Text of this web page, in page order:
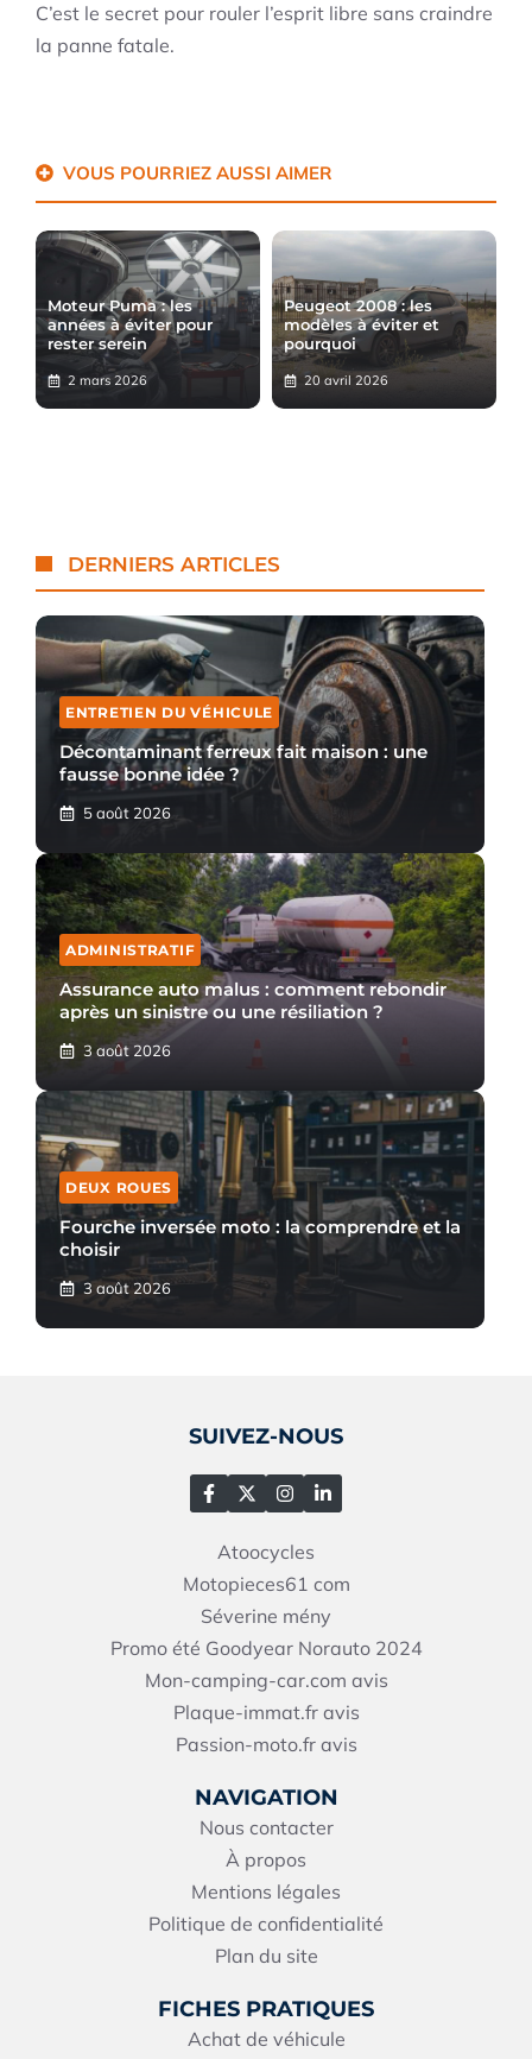
C’est le secret pour rouler l’esprit libre sans craindre
la panne fatale.
VOUS POURRIEZ AUSSI AIMER
Moteur Puma : les
années à éviter pour
rester serein
2 mars 2026
Peugeot 2008 : les
modèles à éviter et
pourquoi
20 avril 2026
DERNIERS ARTICLES
ENTRETIEN DU VÉHICULE
Décontaminant ferreux fait maison : une
fausse bonne idée ?
5 août 2026
ADMINISTRATIF
Assurance auto malus : comment rebondir
après un sinistre ou une résiliation ?
3 août 2026
DEUX ROUES
Fourche inversée moto : la comprendre et la
choisir
3 août 2026
FICHES PRATIQUES
Achat de véhicule
NAVIGATION
Nous contacter
À propos
Mentions légales
Politique de confidentialité
Plan du site
SUIVEZ-NOUS
Atoocycles
Motopieces61 com
Séverine mény
Promo été Goodyear Norauto 2024
Mon-camping-car.com avis
Plaque-immat.fr avis
Passion-moto.fr avis